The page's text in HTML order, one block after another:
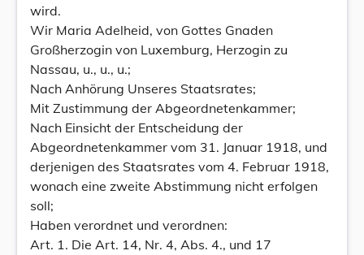
wird.
Wir Maria Adelheid, von Gottes Gnaden
Großherzogin von Luxemburg, Herzogin zu
Nassau, u., u., u.;
Nach Anhörung Unseres Staatsrates;
Mit Zustimmung der Abgeordnetenkammer;
Nach Einsicht der Entscheidung der
Abgeordnetenkammer vom 31. Januar 1918, und
derjenigen des Staatsrates vom 4. Februar 1918,
wonach eine zweite Abstimmung nicht erfolgen
soll;
Haben verordnet und verordnen:
Art. 1. Die Art. 14, Nr. 4, Abs. 4., und 17